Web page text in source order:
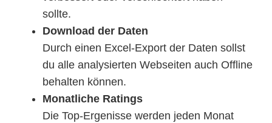
sollte.
Download der Daten
Durch einen Excel-Export der Daten sollst
du alle analysierten Webseiten auch Offline
behalten können.
Monatliche Ratings
Die Top-Ergenisse werden jeden Monat